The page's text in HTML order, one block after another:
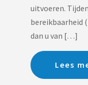
uitvoeren.
bereikbaarheid
dan u van […]
Lees